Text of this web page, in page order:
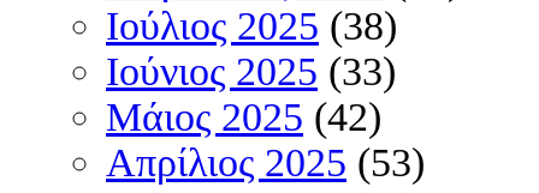
Ιούλιος 2025 (38)
Ιούνιος 2025 (33)
Μάιος 2025 (42)
Απρίλιος 2025 (53)